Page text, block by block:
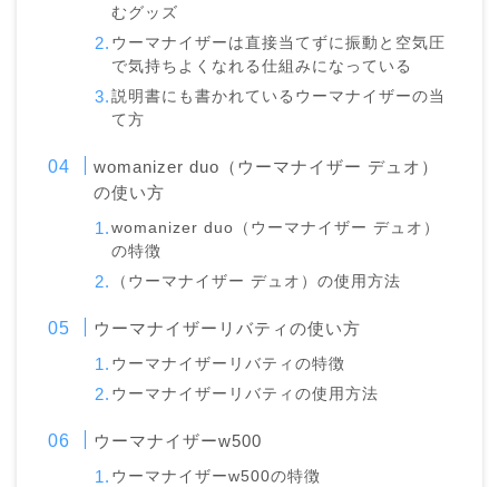
むグッズ
ウーマナイザーは直接当てずに振動と空気圧
で気持ちよくなれる仕組みになっている
説明書にも書かれているウーマナイザーの当
て方
womanizer duo（ウーマナイザー デュオ）
の使い方
womanizer duo（ウーマナイザー デュオ）
の特徴
（ウーマナイザー デュオ）の使用方法
ウーマナイザーリバティの使い方
ウーマナイザーリバティの特徴
ウーマナイザーリバティの使用方法
ウーマナイザーw500
ウーマナイザーw500の特徴